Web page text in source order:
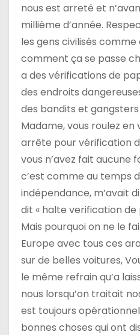
nous est arreté et
millième d’année.
les gens civilisés comme
comment ça se passe
a des vérifications de
des endroits
des bandits et gangsters
Madame, vous roulez en
arrête pour vérification
vous n’avez fait aucune
c’est comme au temps
indépendance, m’avait
dit « halte verification de
Mais pourquoi on ne le
Europe avec tous ces
sur de belles voitures,
le même refrain qu’a
nous lorsqu’on traitait
est toujours
bonnes choses qui ont